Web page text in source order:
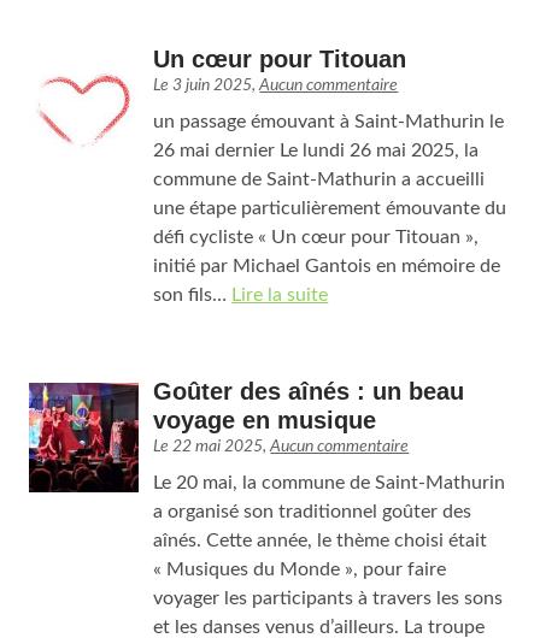
Un cœur pour Titouan
Le3 juin 2025,Aucun commentaire
un passage émouvant à Saint-Mathurin le
26 mai dernier Le lundi 26 mai 2025, la
commune de Saint-Mathurin a accueilli
une étape particulièrement émouvante du
défi cycliste « Un cœur pour Titouan »,
initié par Michael Gantois en mémoire de
son fils… Lire la suite
Goûter des aînés : un beau
voyage en musique
Le22 mai 2025,Aucun commentaire
Le 20 mai, la commune de Saint-Mathurin
a organisé son traditionnel goûter des
aînés. Cette année, le thème choisi était
« Musiques du Monde », pour faire
voyager les participants à travers les sons
et les danses venus d’ailleurs. La troupe